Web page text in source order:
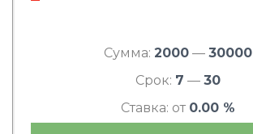
Сумма: 2000— 30000
Срок: 7 — 30
Ставка: от 0.00 %